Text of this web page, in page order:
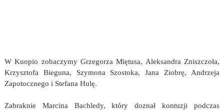
W Kuopio zobaczymy Grzegorza Miętusa, Aleksandra Zniszczoła,
Krzysztofa Bieguna, Szymona Szostoka, Jana Ziobrę, Andrzeja
Zapotocznego i Stefana Hulę.
Zabraknie Marcina Bachledy, który doznał kontuzji podczas